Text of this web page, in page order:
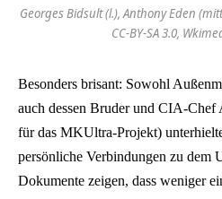
Georges Bidsult (l.), Anthony Eden
CC-BY-SA 3.0,
Besonders brisant: Sowohl
auch dessen Bruder und CIA-
für das MKUltra-Projekt)
persönliche Verbindungen zu dem
Dokumente zeigen, dass weniger